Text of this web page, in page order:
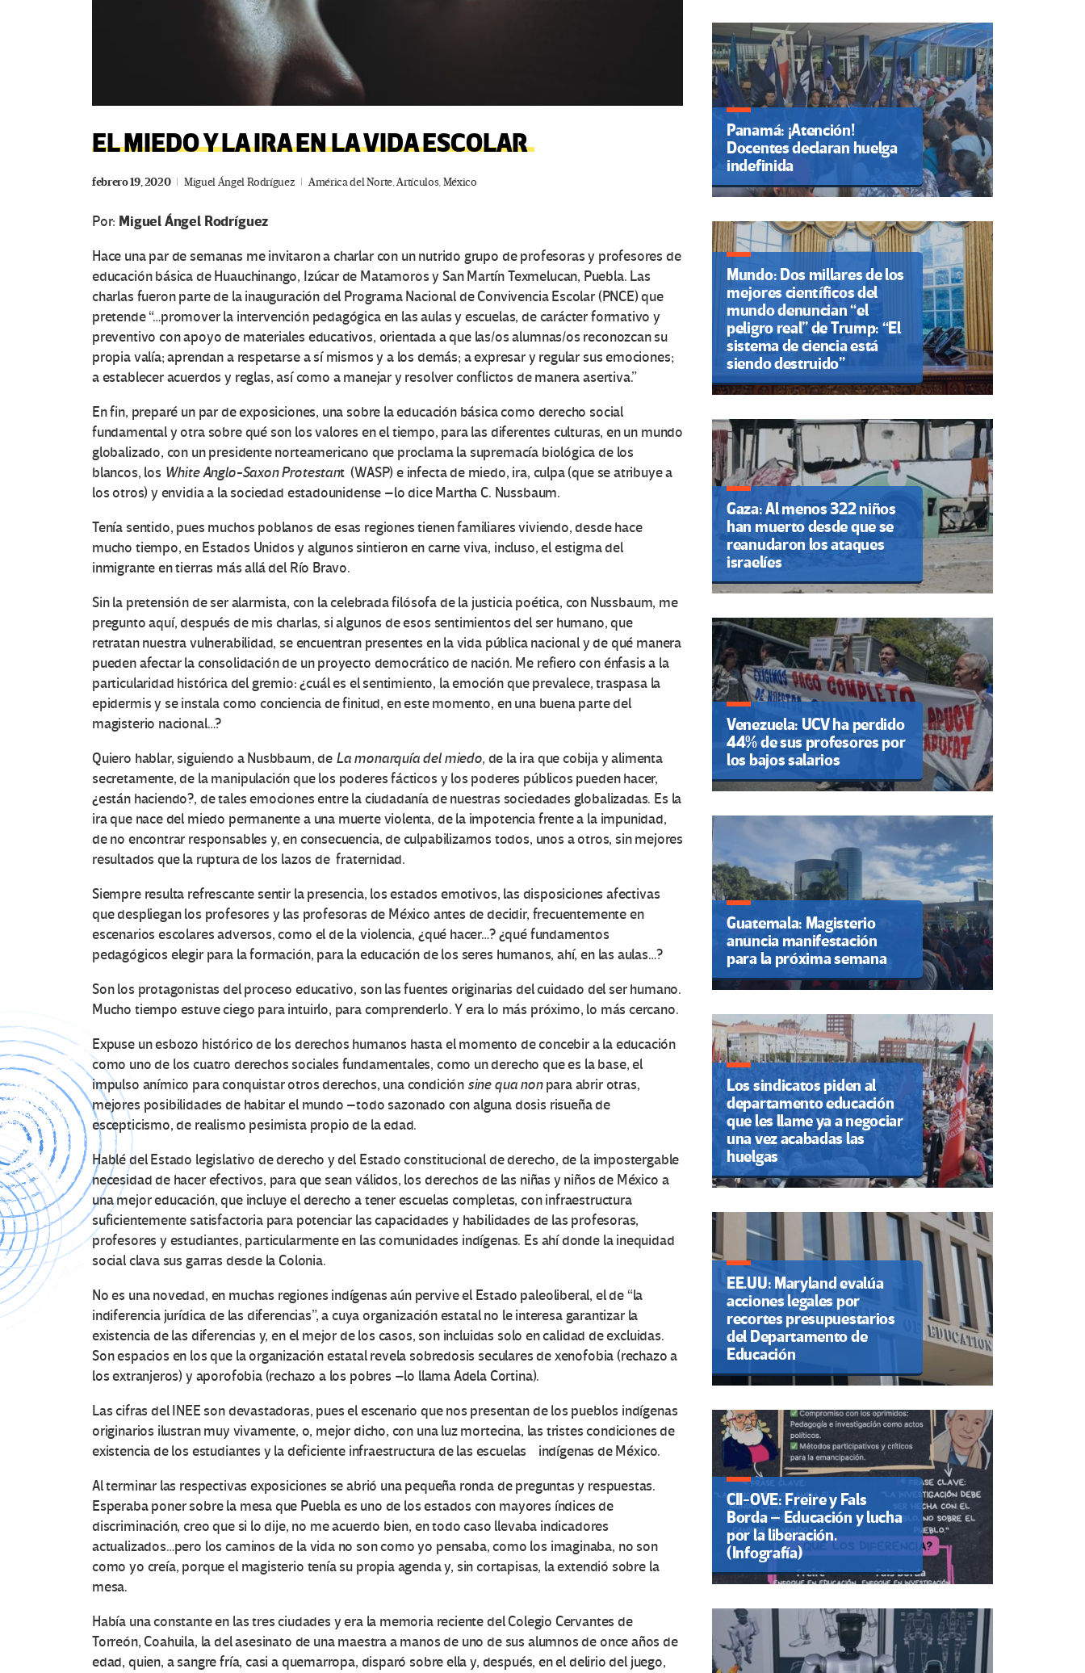
EL MIEDO Y LA IRA EN LA VIDA ESCOLAR
febrero 19, 2020 Miguel Ángel Rodríguez América del Norte,Artículos,México
Por: Miguel Ángel Rodríguez
Hace una par de semanas me invitaron a charlar con un nutrido grupo de profesoras y profesores de
educación básica de Huauchinango, Izúcar de Matamoros y San Martín Texmelucan, Puebla. Las
charlas fueron parte de la inauguración del Programa Nacional de Convivencia Escolar (PNCE) que
pretende “…promover la intervención pedagógica en las aulas y escuelas, de carácter formativo y
preventivo con apoyo de materiales educativos, orientada a que las/os alumnas/os reconozcan su
propia valía; aprendan a respetarse a sí mismos y a los demás; a expresar y regular sus emociones;
a establecer acuerdos y reglas, así como a manejar y resolver conflictos de manera asertiva.”
En fin, preparé un par de exposiciones, una sobre la educación básica como derecho social
fundamental y otra sobre qué son los valores en el tiempo, para las diferentes culturas, en un mundo
globalizado, con un presidente norteamericano que proclama la supremacía biológica de los
blancos, los White Anglo-Saxon Protestant (WASP) e infecta de miedo, ira, culpa (que se atribuye a
los otros) y envidia a la sociedad estadounidense –lo dice Martha C. Nussbaum.
Tenía sentido, pues muchos poblanos de esas regiones tienen familiares viviendo, desde hace
mucho tiempo, en Estados Unidos y algunos sintieron en carne viva, incluso, el estigma del
inmigrante en tierras más allá del Río Bravo.
Sin la pretensión de ser alarmista, con la celebrada filósofa de la justicia poética, con Nussbaum, me
pregunto aquí, después de mis charlas, si algunos de esos sentimientos del ser humano, que
retratan nuestra vulnerabilidad, se encuentran presentes en la vida pública nacional y de qué manera
pueden afectar la consolidación de un proyecto democrático de nación. Me refiero con énfasis a la
particularidad histórica del gremio: ¿cuál es el sentimiento, la emoción que prevalece, traspasa la
epidermis y se instala como conciencia de finitud, en este momento, en una buena parte del
magisterio nacional…?
Quiero hablar, siguiendo a Nusbbaum, de La monarquía del miedo, de la ira que cobija y alimenta
secretamente, de la manipulación que los poderes fácticos y los poderes públicos pueden hacer,
¿están haciendo?, de tales emociones entre la ciudadanía de nuestras sociedades globalizadas. Es la
ira que nace del miedo permanente a una muerte violenta, de la impotencia frente a la impunidad,
de no encontrar responsables y, en consecuencia, de culpabilizarnos todos, unos a otros, sin mejores
resultados que la ruptura de los lazos de fraternidad.
Siempre resulta refrescante sentir la presencia, los estados emotivos, las disposiciones afectivas
que despliegan los profesores y las profesoras de México antes de decidir, frecuentemente en
escenarios escolares adversos, como el de la violencia, ¿qué hacer…? ¿qué fundamentos
pedagógicos elegir para la formación, para la educación de los seres humanos, ahí, en las aulas…?
Son los protagonistas del proceso educativo, son las fuentes originarias del cuidado del ser humano.
Mucho tiempo estuve ciego para intuirlo, para comprenderlo. Y era lo más próximo, lo más cercano.
Expuse un esbozo histórico de los derechos humanos hasta el momento de concebir a la educación
como uno de los cuatro derechos sociales fundamentales, como un derecho que es la base, el
impulso anímico para conquistar otros derechos, una condición sine qua nonpara abrir otras,
mejores posibilidades de habitar el mundo –todo sazonado con alguna dosis risueña de
escepticismo, de realismo pesimista propio de la edad.
Hablé del Estado legislativo de derecho y del Estado constitucional de derecho, de la impostergable
necesidad de hacer efectivos, para que sean válidos, los derechos de las niñas y niños de México a
una mejor educación, que incluye el derecho a tener escuelas completas, con infraestructura
suficientemente satisfactoria para potenciar las capacidades y habilidades de las profesoras,
profesores y estudiantes, particularmente en las comunidades indígenas. Es ahí donde la inequidad
social clava sus garras desde la Colonia.
No es una novedad, en muchas regiones indígenas aún pervive el Estado paleoliberal, el de “la
indiferencia jurídica de las diferencias”, a cuya organización estatal no le interesa garantizar la
existencia de las diferencias y, en el mejor de los casos, son incluidas solo en calidad de excluidas.
Son espacios en los que la organización estatal revela sobredosis seculares de xenofobia (rechazo a
los extranjeros) y aporofobia (rechazo a los pobres –lo llama Adela Cortina).
Las cifras del INEE son devastadoras, pues el escenario que nos presentan de los pueblos indígenas
originarios ilustran muy vivamente, o, mejor dicho, con una luz mortecina, las tristes condiciones de
existencia de los estudiantes y la deficiente infraestructura de las escuelas indígenas de México.
Al terminar las respectivas exposiciones se abrió una pequeña ronda de preguntas y respuestas.
Esperaba poner sobre la mesa que Puebla es uno de los estados con mayores índices de
discriminación, creo que si lo dije, no me acuerdo bien, en todo caso llevaba indicadores
actualizados…pero los caminos de la vida no son como yo pensaba, como los imaginaba, no son
como yo creía, porque el magisterio tenía su propia agenda y, sin cortapisas, la extendió sobre la
mesa.
Había una constante en las tres ciudades y era la memoria reciente del Colegio Cervantes de
Torreón, Coahuila, la del asesinato de una maestra a manos de uno de sus alumnos de once años de
edad, quien, a sangre fría, casi a quemarropa, disparó sobre ella y, después, en el delirio del juego,
Panamá: ¡Atención!
Docentes declaran huelga
indefinida
Mundo: Dos millares de los
mejores científicos del
mundo denuncian “el
peligro real” de Trump: “El
sistema de ciencia está
siendo destruido”
Gaza: Al menos 322 niños
han muerto desde que se
reanudaron los ataques
israelíes
Venezuela: UCV ha perdido
44% de sus profesores por
los bajos salarios
Guatemala: Magisterio
anuncia manifestación
para la próxima semana
Los sindicatos piden al
departamento educación
que les llame ya a negociar
una vez acabadas las
huelgas
EE.UU: Maryland evalúa
acciones legales por
recortes presupuestarios
del Departamento de
Educación
CII-OVE: Freire y Fals
Borda – Educación y lucha
por la liberación.
(Infografía)